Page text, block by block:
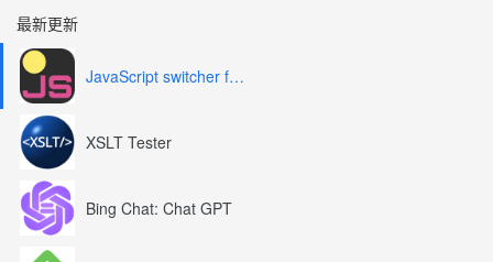
最新更新
JavaScript switcher for SEO and development
XSLT Tester
Bing Chat: Chat GPT